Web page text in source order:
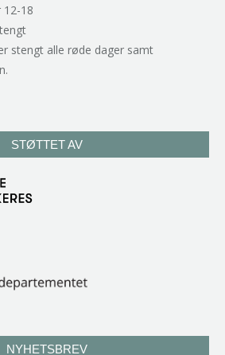
18
stengt alle røde dager samt
STØTTET AV
NYHETSBREV